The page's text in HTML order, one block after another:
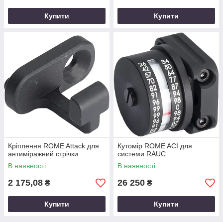
Купити Купити
Кріплення ROME Attack для
антиміражний стрічки
В наявності
2 175,08 ₴
Купити
Кутомір ROME ACI для
системи RAUC
В наявності
26 250 ₴
Купити